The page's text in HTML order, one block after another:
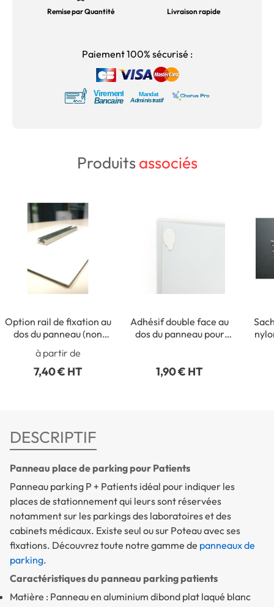
Remise par Quantité Livraison rapide
Paiement 100% sécurisé :
Produitsassociés
Option rail de fixation au
dos du panneau (non
à partir de
7,40 € HT
Adhésif double face au
dos du panneau pour
1,90 € HT
DESCRIPTIF
Panneau place de parking pour Patients
Panneau parking P + Patients idéal pour indiquer les
places de stationnement qui leurs sont réservées
notamment sur les parkings des laboratoires et des
cabinets médicaux. Existe seul ou sur Poteau avec ses
fixations. Découvrez toute notre gamme de panneaux de
parking.
Caractéristiques du panneau parking patients
Matière : Panneau en aluminium dibond plat laqué blanc